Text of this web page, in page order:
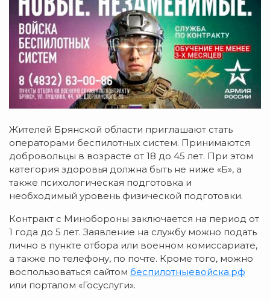
Жителей Брянской области приглашают стать
операторами беспилотных систем. Принимаются
добровольцы в возрасте от 18 до 45 лет. При этом
категория здоровья должна быть не ниже «Б», а
также психологическая подготовка и
необходимый уровень физической подготовки.
Контракт с Минобороны заключается на период от
1 года до 5 лет. Заявление на службу можно подать
лично в пункте отбора или военном комиссариате,
а также по телефону, по почте. Кроме того, можно
воспользоваться сайтом беспилотныевойска.рф
или порталом «Госуслуги».